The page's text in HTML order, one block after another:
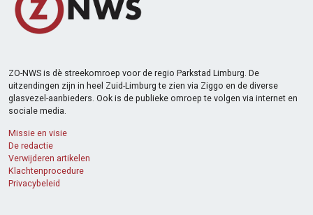
ZO-NWS is dè streekomroep voor de regio Parkstad Limburg. De
uitzendingen zijn in heel Zuid-Limburg te zien via Ziggo en de diverse
glasvezel-aanbieders. Ook is de publieke omroep te volgen via internet en
sociale media.
Missie en visie
De redactie
Verwijderen artikelen
Klachtenprocedure
Privacybeleid